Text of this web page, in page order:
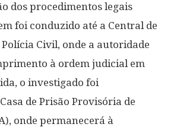
dos procedimentos legais
foi conduzido até a Central de
Civil, onde a autoridade
à ordem judicial em
o investigado foi
de Prisão Provisória de
onde permanecerá à